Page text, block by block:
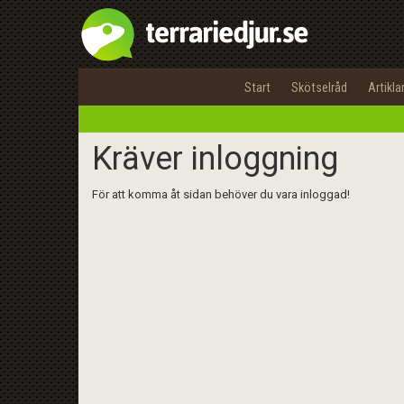
Start Skötselråd Artiklar
Kräver inloggning
För att komma åt sidan behöver du vara inloggad!